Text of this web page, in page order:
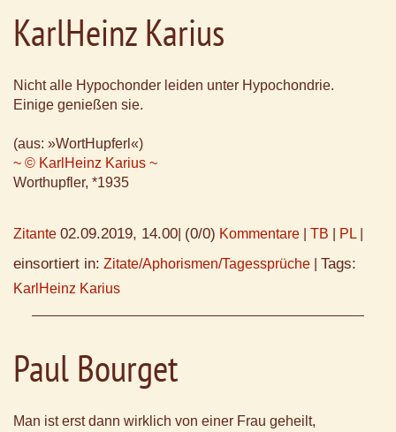
KarlHeinz Karius
Nicht alle Hypochonder leiden unter Hypochondrie.
Einige genießen sie.
(aus: »WortHupferl«)
~ © KarlHeinz Karius ~
Worthupfler, *1935
Zitante 02.09.2019, 14.00 (0/0) Kommentare TB PL
einsortiert in: Zitate/Aphorismen/Tagessprüche Tags:
KarlHeinz Karius
Paul Bourget
Man ist erst dann wirklich von einer Frau geheilt,